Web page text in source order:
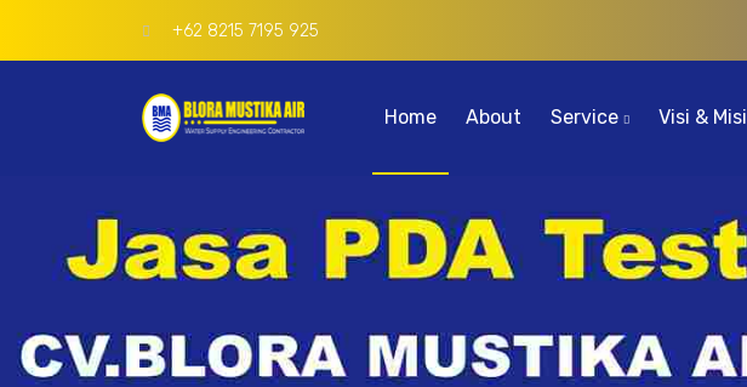
+62 8215 7195 925
Home About Service Visi & Misi